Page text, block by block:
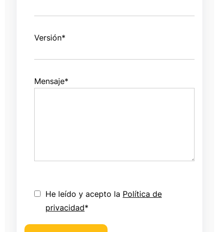
Versión*
Mensaje*
He leído y acepto la Política de
privacidad*